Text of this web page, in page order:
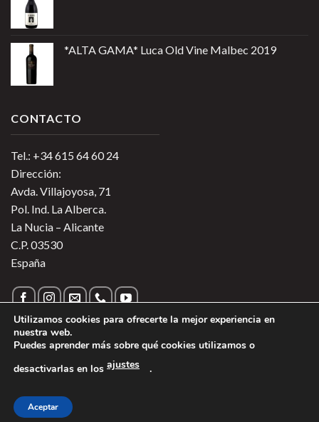
*ALTA GAMA* Luca Old Vine Malbec 2019
CONTACTO
Tel.: +34 615 64 60 24
Dirección:
Avda. Villajoyosa, 71
Pol. Ind. La Alberca.
La Nucia – Alicante
C.P. 03530
España
sobre las Cookies
Copyright 2026 ©
Utilizamos cookies para ofrecerte la mejor experiencia en
nuestra web.
Puedes aprender más sobre qué cookies utilizamos o
desactivarlas en los ajustes .
Aceptar